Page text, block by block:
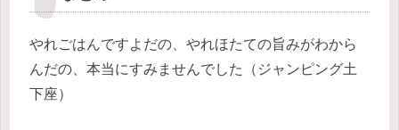
やれごはんですよだの、やれほたての旨みがわから
んだの、本当にすみませんでした（ジャンピング土
下座）